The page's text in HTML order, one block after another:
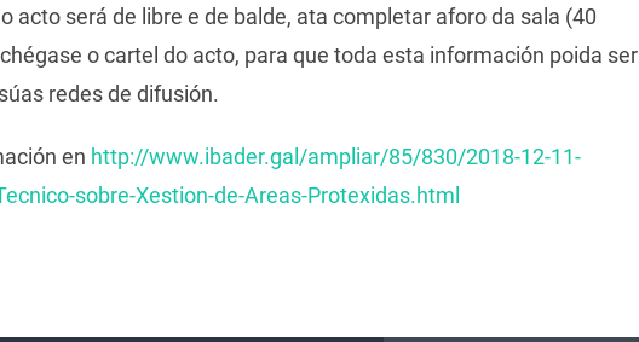
acto será de libre e de balde, ata completar aforo da sala (40
o cartel do acto, para que toda esta información poida ser
redes de difusión.
en http://www.ibader.gal/ampliar/85/830/2018-12-11-
sobre-Xestion-de-Areas-Protexidas.html